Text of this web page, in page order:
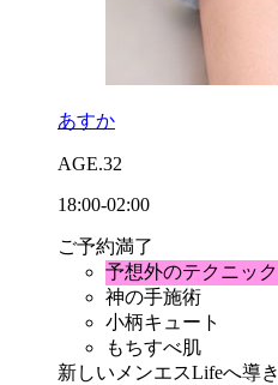
あすか
AGE.32
18:00-02:00
ご予約満了
予想外のテクニック
神の手施術
小柄キュート
もちすべ肌
新しいメンエスLifeへ導